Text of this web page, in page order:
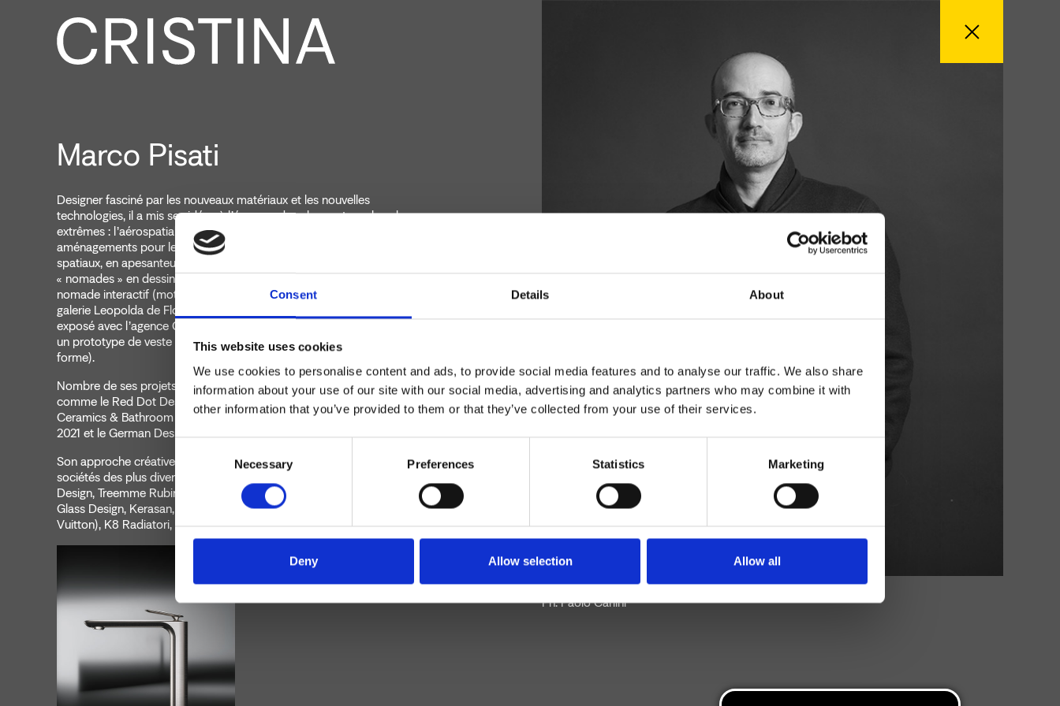
Consent Details About
This website uses cookies
We use cookies to personalise content and ads, to provide social media features and to analyse our traffic. We also share
information about your use of our site with our social media, advertising and analytics partners who may combine it with
other information that you’ve provided to them or that they’ve collected from your use of their services.
Selection
Necessary Preferences Statistics Marketing
Deny Allow selection Allow all
Ph. Paolo Carlini
Marco Pisati
Designer fasciné par les nouveaux matériaux et les nouvelles
technologies, il a mis ses idées à l’épreuve dans les secteurs les plus
extrêmes : l’aérospatiale en créant pour l’Agence spatiale italienne des
aménagements pour les espaces de vie installés dans les engins
spatiaux, en apesanteur. Il a également travaillé sur des projets terrestres
« nomades » en dessinant notamment le premier exemple de bureau
nomade interactif (motorhome ACI). Invité à présenter ses travaux à la
galerie Leopolda de Florence (« Deep Inside »- Image), il a également
exposé avec l’agence Grado Zero Espace, leader du textile aérospatial,
un prototype de veste pour astronaute en Diaplex (tissu à mémoire de
forme).
Nombre de ses projets ont reçu de prestigieux prix internationaux,
comme le Red Dot Design Award, l’Archiproducts Design Award, l’ADI
Ceramics & Bathroom Design Award, l’Iconic Awards, ADI Design Index
2021 et le German Design Award.
Son approche créative et expérimentale l’amène à collaborer avec des
sociétés des plus diverses : Cristina Rubinetterie, Antonio Lupi, Cordivari
Design, Treemme Rubinetterie, Inkiostro Bianco, DND, Park Avenue,
Glass Design, Kerasan, Gattoni Rubinetterie, Emilio Pucci (Gruppo Louis
Vuitton), K8 Radiatori, Hego Waterdesign.